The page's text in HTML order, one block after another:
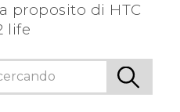
proposito di HTC
life